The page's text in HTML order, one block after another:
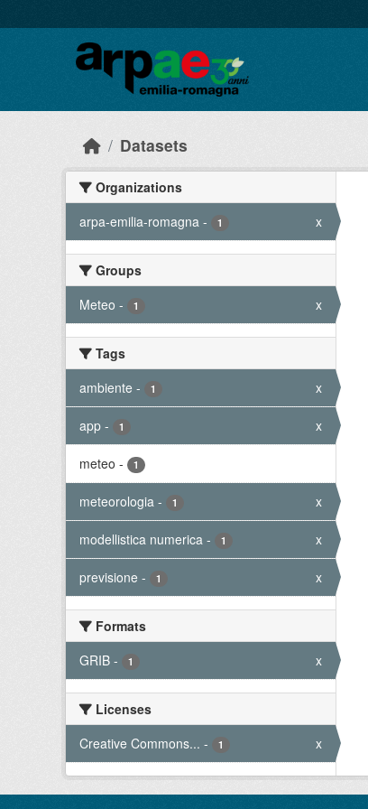
Datasets
Organizations
arpa-emilia-romagna - 1 x
Groups
Meteo - 1 x
Tags
ambiente - 1 x
app - 1 x
meteo - 1
meteorologia - 1 x
modellistica numerica - 1 x
previsione - 1 x
Formats
GRIB - 1 x
Licenses
Creative Commons... - 1 x